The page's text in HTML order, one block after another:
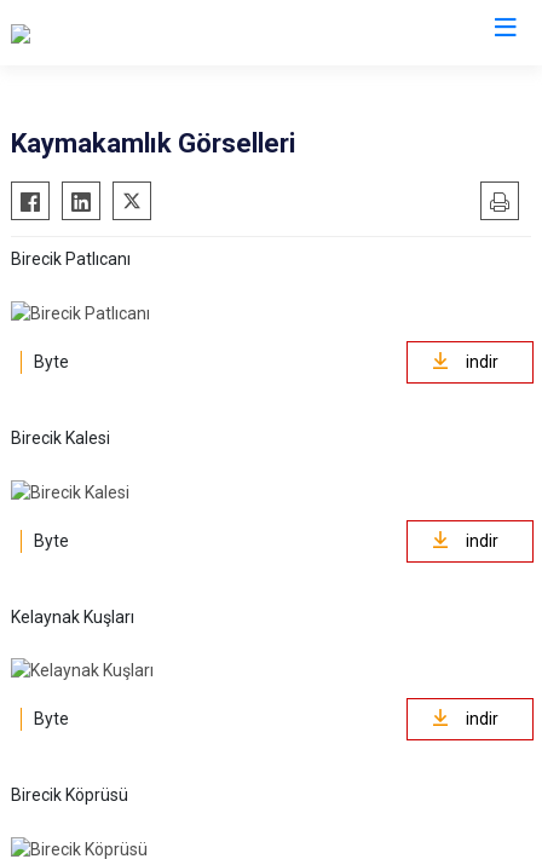
Akçakale
Birecik
Bozova
Ceylanpınar
Harran
Kaymakamlık Görselleri
Birecik Patlıcanı
Byte indir
Birecik Kalesi
Byte indir
Kelaynak Kuşları
Byte indir
Birecik Köprüsü